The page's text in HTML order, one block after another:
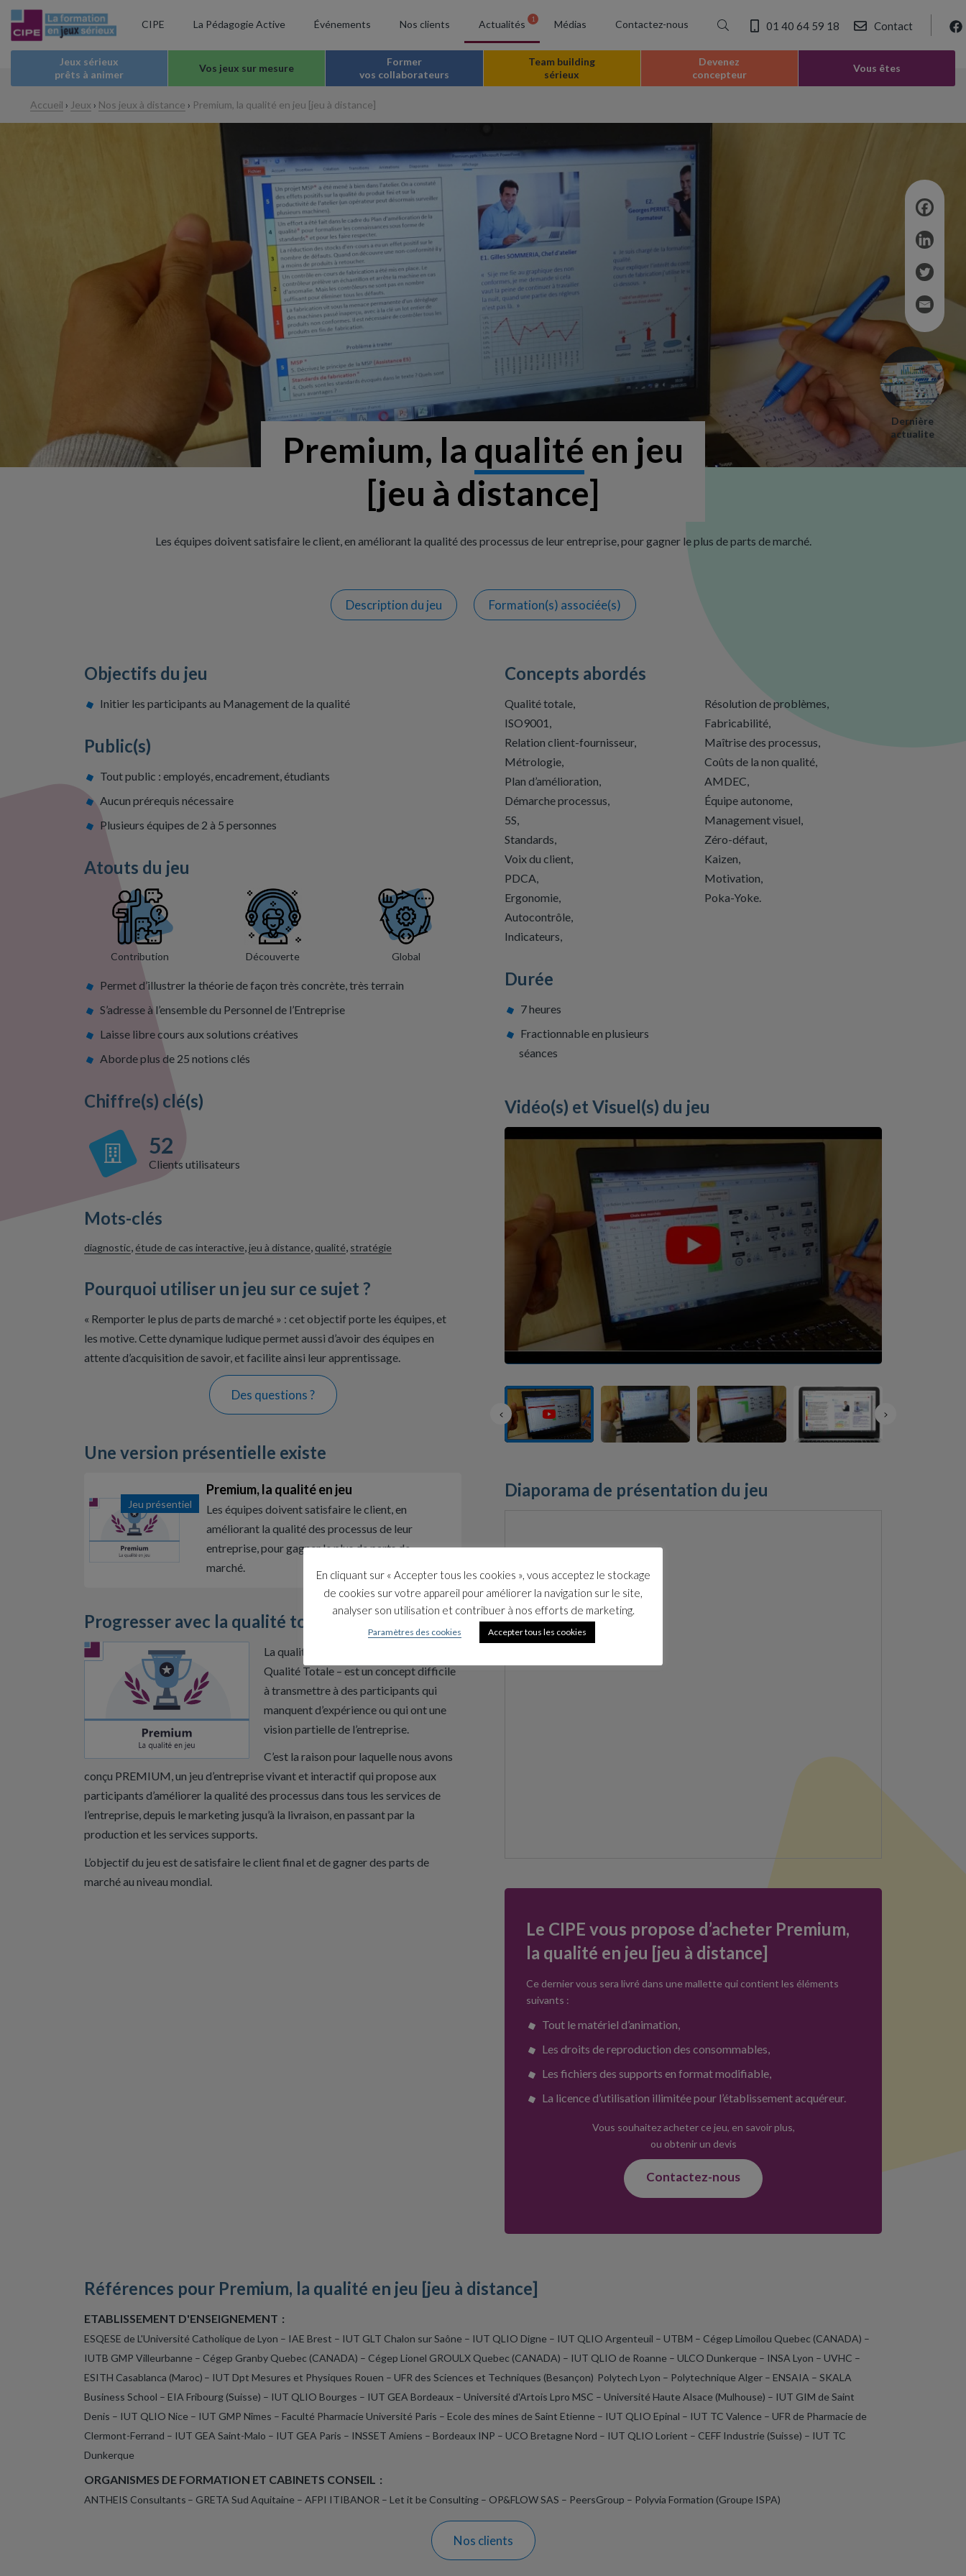
CIPE La Pédagogie Active Événements Nos clients Actualités 1 Médias Contactez-nous 01 40 64 59 18 Contact
Jeux sérieux
prêts à animer
Vos jeux sur mesure
Former
vos collaborateurs
Team building
sérieux
Devenez
concepteur
Vous êtes
Accueil › Jeux › Nos jeux à distance › Premium, la qualité en jeu [jeu à distance]
Premium, la qualité en jeu
[jeu à distance]
Les équipes doivent satisfaire le client, en améliorant la qualité des processus de leur entreprise, pour gagner le plus de parts de marché.
Description du jeu Formation(s) associée(s)
Objectifs du jeu
Initier les participants au Management de la qualité
Public(s)
Tout public : employés, encadrement, étudiants
Aucun prérequis nécessaire
Plusieurs équipes de 2 à 5 personnes
Atouts du jeu
Contribution Découverte Global
Permet d’illustrer la théorie de façon très concrète, très terrain
S’adresse à l’ensemble du Personnel de l’Entreprise
Laisse libre cours aux solutions créatives
Aborde plus de 25 notions clés
Chiffre(s) clé(s)
52
Clients utilisateurs
Mots-clés
diagnostic, étude de cas interactive,jeu à distance, qualité, stratégie
Pourquoi utiliser un jeu sur ce sujet ?
« Remporter le plus de parts de marché » : cet objectif porte les équipes, et
les motive. Cette dynamique ludique permet aussi d’avoir des équipes en
attente d’acquisition de savoir, et facilite ainsi leur apprentissage.
Des questions ?
Une version présentielle existe
Jeu présentiel
Premium, la qualité en jeu
Les équipes doivent satisfaire le client, en
améliorant la qualité des processus de leur
entreprise, pour gagner le plus de parts de
marché.
Progresser avec la qualité totale
La qualité – et plus particulièrement la
Qualité Totale – est un concept difficile
à transmettre à des participants qui
manquent d’expérience ou qui ont une
vision partielle de l’entreprise.
C’est la raison pour laquelle nous avons
conçu PREMIUM, un jeu d’entreprise vivant et interactif qui propose aux
participants d’améliorer la qualité des processus dans tous les services de
l’entreprise, depuis le marketing jusqu’à la livraison, en passant par la
production et les services supports.
L’objectif du jeu est de satisfaire le client final et de gagner des parts de
marché au niveau mondial.
Concepts abordés
Qualité totale,
ISO9001,
Relation client-fournisseur,
Métrologie,
Plan d’amélioration,
Démarche processus,
5S,
Standards,
Voix du client,
PDCA,
Ergonomie,
Autocontrôle,
Indicateurs,
Résolution de problèmes,
Fabricabilité,
Maîtrise des processus,
Coûts de la non qualité,
AMDEC,
Équipe autonome,
Management visuel,
Zéro-défaut,
Kaizen,
Motivation,
Poka-Yoke.
Durée
7 heures
Fractionnable en plusieurs
séances
Vidéo(s) et Visuel(s) du jeu
Diaporama de présentation du jeu
Le CIPE vous propose d’acheter Premium,
la qualité en jeu [jeu à distance]
Ce dernier vous sera livré dans une mallette qui contient les éléments
suivants :
Tout le matériel d’animation,
Les droits de reproduction des consommables,
Les fichiers des supports en format modifiable,
La licence d’utilisation illimitée pour l’établissement acquéreur.
Vous souhaitez acheter ce jeu, en savoir plus,
ou obtenir un devis
Contactez-nous
Références pour Premium, la qualité en jeu [jeu à distance]
ETABLISSEMENT D'ENSEIGNEMENT :
ESQESE de L'Université Catholique de Lyon – IAE Brest – IUT GLT Chalon sur Saône – IUT QLIO Digne – IUT QLIO Argenteuil – UTBM – Cégep Limoilou Quebec (CANADA) –
IUTB GMP Villeurbanne – Cégep Granby Quebec (CANADA) – Cégep Lionel GROULX Quebec (CANADA) – IUT QLIO de Roanne – ULCO Dunkerque – INSA Lyon – UVHC –
ESITH Casablanca (Maroc) – IUT Dpt Mesures et Physiques Rouen – UFR des Sciences et Techniques (Besançon) Polytech Lyon – Polytechnique Alger – ENSAIA – SKALA
Business School – EIA Fribourg (Suisse) – IUT QLIO Bourges – IUT GEA Bordeaux – Université d'Artois Lpro MSC – Université Haute Alsace (Mulhouse) – IUT GIM de Saint
Denis – IUT QLIO Nice – IUT GMP Nîmes – Faculté Pharmacie Université Paris – Ecole des mines de Saint Etienne – IUT QLIO Epinal – IUT TC Valence – UFR de Pharmacie de
Clermont-Ferrand – IUT GEA Saint-Malo – IUT GEA Paris – INSSET Amiens – Bordeaux INP – UCO Bretagne Nord – IUT QLIO Lorient – CEFF Industrie (Suisse) – IUT TC
Dunkerque
ORGANISMES DE FORMATION ET CABINETS CONSEIL :
ANTHEIS Consultants – GRETA Sud Aquitaine – AFPI ITIBANOR – Let it be Consulting – OP&FLOW SAS – PeersGroup – Polyvia Formation (Groupe ISPA)
Nos clients
Dernière
actualite
En cliquant sur « Accepter tous les cookies », vous acceptez le stockage
de cookies sur votre appareil pour améliorer la navigation sur le site,
analyser son utilisation et contribuer à nos efforts de marketing.
Paramètres des cookies Accepter tous les cookies